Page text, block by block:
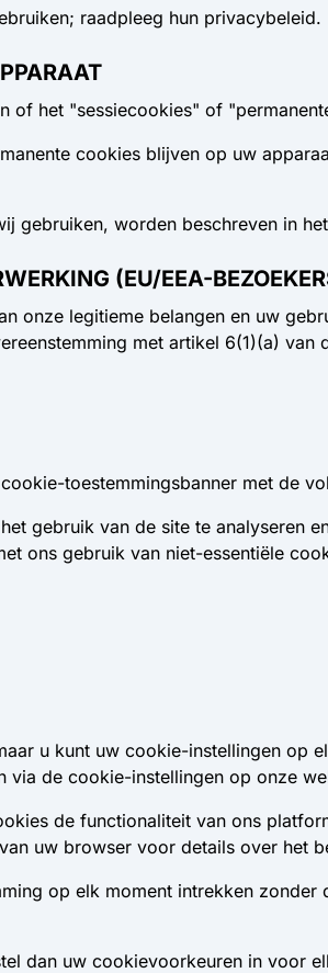
raadpleeg hun privacybeleid.
of het "sessiecookies" of
cookies blijven op uw
gebruiken, worden beschreven in
(EU/EEA-
onze legitieme belangen en uw
met artikel 6(1)(a) van
toestemmingsbanner met de
gebruik van de site te analyseren
ons gebruik van niet-essentiële
u kunt uw cookie-instellingen op
de cookie-instellingen op onze
de functionaliteit van ons
uw browser voor details over het
op elk moment intrekken
dan uw cookievoorkeuren in voor